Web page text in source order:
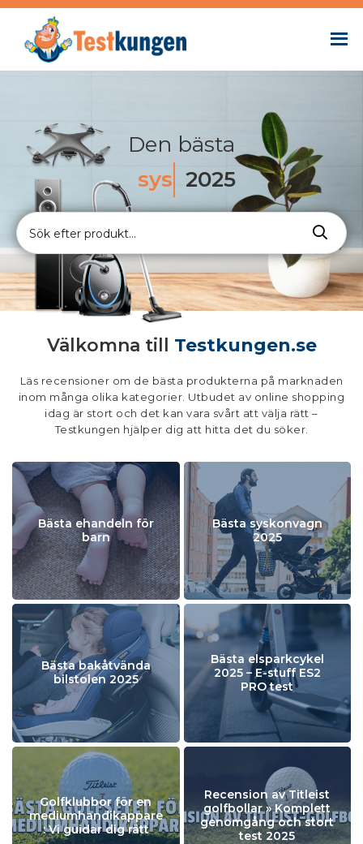
Den bästa
syskonvag 2025
Välkomna till Testkungen.se
Läs recensioner om de bästa produkterna på marknaden
inom många olika kategorier. Utbudet av online shopping
idag är stort och det kan vara svårt att välja rätt –
Testkungen hjälper dig att hitta det du söker.
Bästa ehandeln för
barn
Bästa syskonvagn
2025
Bästa bakåtvända
bilstolen 2025
Bästa elsparkcykel
2025 – E-stuff ES2
PRO test
Golfklubbor för en
mediumhandikappare
: Vi guidar dig rätt
Recension av Titleist
golfbollar » Komplett
genomgång och stort
test 2025